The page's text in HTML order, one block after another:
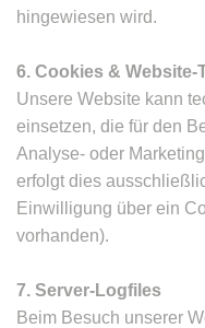
hingewiesen wird.
6. Cookies & Website-
Unsere Website kann
einsetzen, die für den
Analyse- oder
erfolgt dies
Einwilligung über ein
vorhanden).
7. Server-Logfiles
Beim Besuch unserer